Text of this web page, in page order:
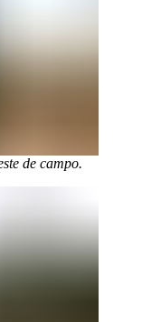
de campo.